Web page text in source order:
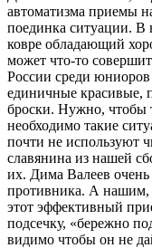
автоматизма приемы
поединка ситуации. В
ковре обладающий
может что-то
России среди
единичные красивые,
броски. Нужно, чтобы
необходимо такие
почти не используют
славянина из нашей
их. Дима Валеев очень
противника. А нашим,
этот эффективный
подсечку, «бережно
видимо чтобы он не